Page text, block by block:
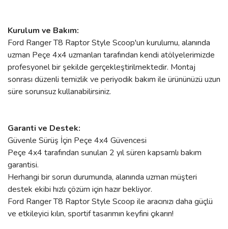
Kurulum ve Bakım:
Ford Ranger T8 Raptor Style Scoop'un kurulumu, alanında
uzman Peçe 4x4 uzmanları tarafından kendi atölyelerimizde
profesyonel bir şekilde gerçekleştirilmektedir. Montaj
sonrası düzenli temizlik ve periyodik bakım ile ürününüzü uzun
süre sorunsuz kullanabilirsiniz.
Garanti ve Destek:
Güvenle Sürüş İçin Peçe 4x4 Güvencesi
Peçe 4x4 tarafından sunulan 2 yıl süren kapsamlı bakım
garantisi.
Herhangi bir sorun durumunda, alanında uzman müşteri
destek ekibi hızlı çözüm için hazır bekliyor.
Ford Ranger T8 Raptor Style Scoop ile aracınızı daha güçlü
ve etkileyici kılın, sportif tasarımın keyfini çıkarın!